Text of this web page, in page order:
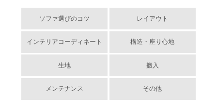
ソファ選びのコツ レイアウト
インテリアコーディネート 構造・座り心地
生地 搬入
メンテナンス その他